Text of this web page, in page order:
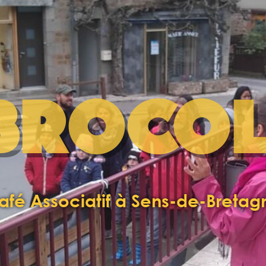
Associatif à Sens-de-